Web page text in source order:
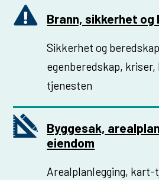
Brann, sikkerhet og
Sikkerhet og
egenberedskap,
tjenesten
Byggesak,
eiendom
Areal­planlegging, kart-